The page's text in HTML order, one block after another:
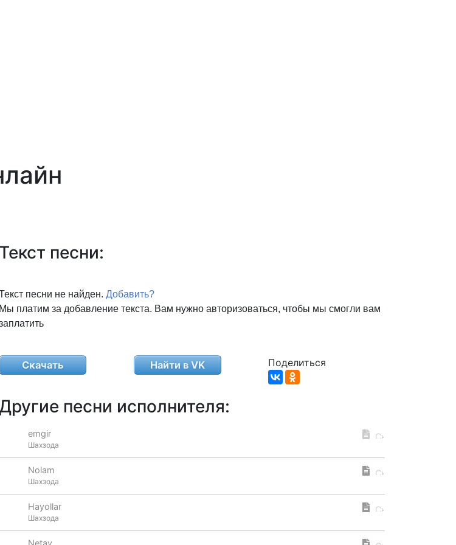
Текст песни:
песни не найден. Добавить?
Мы платим за добавление текста. Вам нужно авторизоваться, чтобы мы смогли вам
Скачать Найти в VK Поделиться
песни исполнителя:
emgir
Шахзода
Nolam
Шахзода
Hayollar
Шахзода
Netay